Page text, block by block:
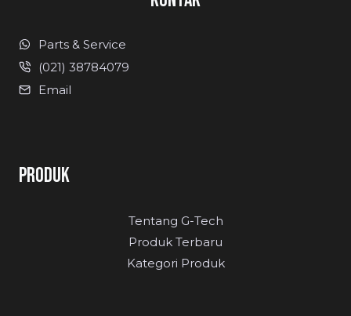
Parts & Service
(021) 38784079
Email
PRODUK
Tentang G-Tech
Produk Terbaru
Kategori Produk